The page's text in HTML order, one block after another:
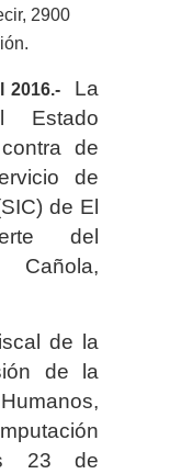
2900
2016.- La
Estado
de
de
de El
del
Cañola,
de la
de la
23 de